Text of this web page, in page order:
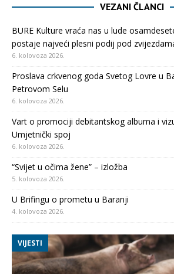
VEZANI ČLANCI
BURE Kulture vraća nas u lude
postaje najveći plesni podij pod
6. kolovoza 2026.
Proslava crkvenog goda Svetog Lovre u
Petrovom Selu
6. kolovoza 2026.
Vart o promociji debitantskog albuma i
Umjetnički spoj
6. kolovoza 2026.
“Svijet u očima žene” – izložba
5. kolovoza 2026.
U Brifingu o prometu u Baranji
4. kolovoza 2026.
VIJESTI